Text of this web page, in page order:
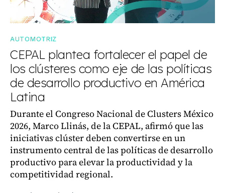
AUTOMOTRIZ
CEPAL plantea fortalecer el papel de
los clústeres como eje de las políticas
de desarrollo productivo en América
Latina
Durante el Congreso Nacional de Clusters México
2026, Marco Llinás, de la CEPAL, afirmó que las
iniciativas clúster deben convertirse en un
instrumento central de las políticas de desarrollo
productivo para elevar la productividad y la
competitividad regional.